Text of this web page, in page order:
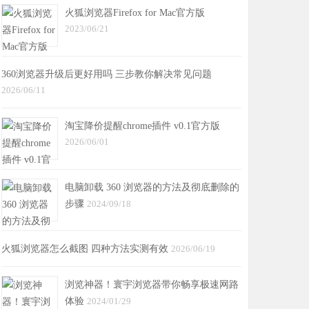
火狐浏览器Firefox for Mac官方版
2023/06/21
360浏览器升级后更好用吗 三步教你解决常见问题
2026/06/11
淘宝降价提醒chrome插件 v0.1官方版
2026/06/01
电脑卸载 360 浏览器的方法及彻底删除的
步骤 2024/09/18
火狐浏览器怎么截图 四种方法实测有效 2026/06/19
浏览神器！寰宇浏览器带你畅享极速网路
体验 2024/01/29